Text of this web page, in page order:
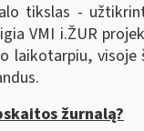
tikslas -
VMI i.ŽUR
laikotarpiu,
žurnalą?